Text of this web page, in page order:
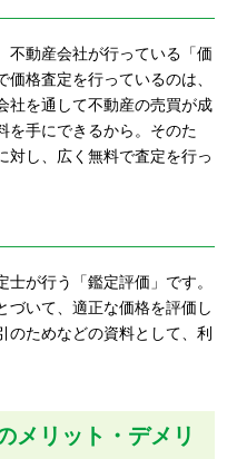
不動産会社が行っている「価
格査定を行っているのは、
社を通して不動産の売買が成
を手にできるから。そのた
対し、広く無料で査定を行っ
が行う「鑑定評価」です。
づいて、適正な価格を評価し
のためなどの資料として、利
メリット・デメリ